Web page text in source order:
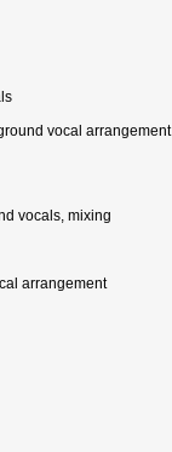
vocal arrangement
vocals, mixing
arrangement